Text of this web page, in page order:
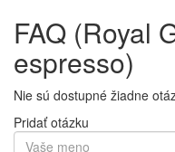
FAQ (Royal
espresso)
Nie sú dostupné žiadne
Pridať otázku